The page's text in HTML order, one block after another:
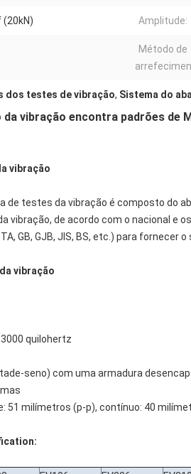
(20kN) Amplitude:
Método de
dos testes de vibração, Sistema do
vibração encontra padrões de
vibração
testes da vibração é composto do
vibração, de acordo com o nacional e
GB, GJB, JIS, BS, etc.) para
vibração
quilohertz
seno) com uma armadura
51 milímetros (p-p), contínuo: 40